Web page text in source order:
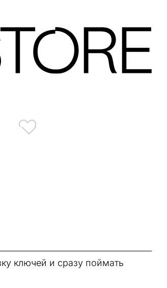
ключей и сразу поймать